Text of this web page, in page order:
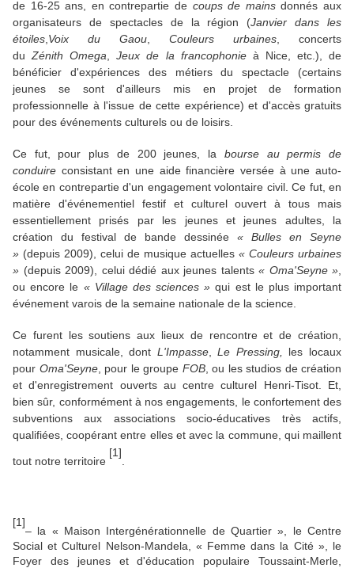
de 16-25 ans, en contrepartie de coups de mainsdonnés aux
organisateurs de spectacles de la région (Janvierdans les
étoiles Voix du Gaou Couleurs urbaines , concerts
duZénith Omega ,Jeux de la francophonie à Nice, etc.), de
bénéficier d'expériences des métiers du spectacle (certains
jeunes se sont d'ailleurs mis en projet de formation
professionnelle à l'issue de cette expérience) et d'accès gratuits
pour des événements culturels ou de loisirs.
Ce fut, pour plus de 200 jeunes, la bourse au permis de
conduire consistant en une aide financière versée à une auto-
école en contrepartie d'un engagement volontaire civil. Ce fut, en
matière d'événementiel festif et culturel ouvert à tous mais
essentiellement prisés par les jeunes et jeunes adultes, la
création du festival de bande dessinée « Bulles en Seyne
» (depuis 2009), celui de musique actuelles « Couleurs urbaines
» (depuis 2009), celui dédié aux jeunes talents « Oma'Seyne »
ou encore le « Village des sciences »qui est le plus important
événement varois de la semaine nationale de la science.
Ce furent les soutiens aux lieux de rencontre et de création,
notamment musicale, dont L'Impasse,Le Pressing, les locaux
pour Oma'Seyne, pour le groupe FOB, ou les studios de création
et d'enregistrement ouverts au centre culturel Henri-Tisot. Et,
bien sûr, conformément à nos engagements, le confortement des
subventions aux associations socio-éducatives très actifs,
qualifiées, coopérant entre elles et avec la commune, qui maillent
tout notre territoire
[1]
[1]
– la « Maison Intergénérationnelle de Quartier », le Centre
Social et Culturel Nelson-Mandela, « Femme dans la Cité », le
Foyer des jeunes et d'éducation populaire Toussaint-Merle,